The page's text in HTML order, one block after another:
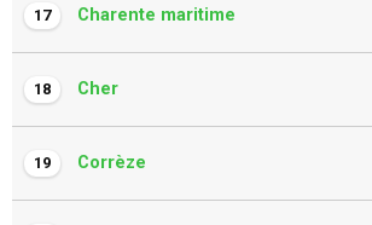
17 Charente maritime
18 Cher
19 Corrèze